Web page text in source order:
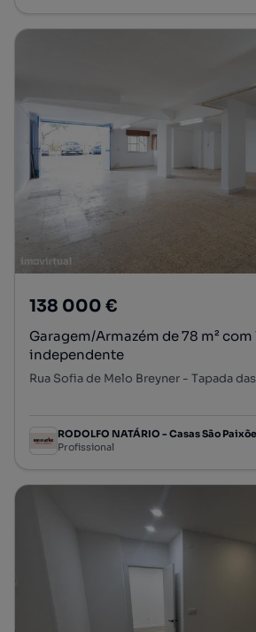
138 000 €
Garagem/Armazém de 78 m²
independente
RODOLFO NATÁRIO - Casas São
Profissional